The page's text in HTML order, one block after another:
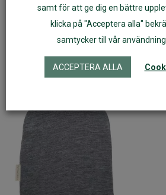
merinoull grön barn
samt för att ge dig en bättre
klicka på "Acceptera alla"
samtycker till vår användning
ACCEPTERA ALLA